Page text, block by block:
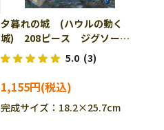
夕暮れの城 (ハウルの動く
城) 208ピース ジグソーパ
ズル ENS-208-AC57
5.0 (3)
1,155円
完成サイズ：18.2×25.7cm